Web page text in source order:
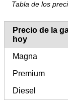
Tabla de los
Precio de la
hoy
Magna
Premium
Diesel